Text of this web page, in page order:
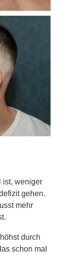
ist, weniger
gehen.
mehr
durch
schon mal